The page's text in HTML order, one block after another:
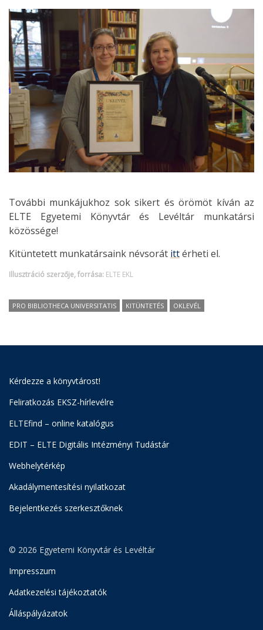
További munkájukhoz sok sikert és örömöt kíván az
ELTE Egyetemi Könyvtár és Levéltár munkatársi
közössége!
Kitüntetett munkatársaink névsorát ittérheti el.
Illusztráció szerzője, forrása: ELTE EKL
PRO BIBLIOTHECA UNIVERSITATIS KITÜNTETÉS OKLEVÉL
Kérdezze a könyvtárost!
Feliratkozás EKSZ-hírlevélre
ELTEfind – online katalógus
EDIT – ELTE Digitális Intézményi Tudástár
Webhelytérkép
Akadálymentesítési nyilatkozat
Bejelentkezés szerkesztőknek
© 2026 Egyetemi Könyvtár és Levéltár
Impresszum
Adatkezelési tájékoztatók
Álláspályázatok